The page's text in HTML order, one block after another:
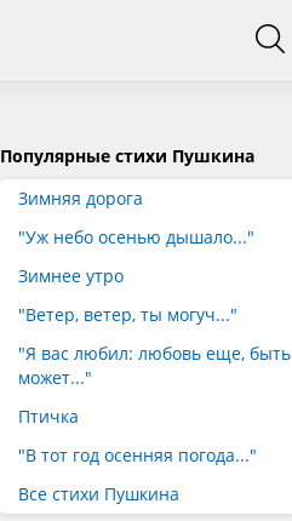
Популярные стихи Пушкина
Зимняя дорога
"Уж небо осенью дышало..."
Зимнее утро
"Ветер, ветер, ты могуч..."
"Я вас любил: любовь еще, быть
может..."
Птичка
"В тот год осенняя погода..."
Все стихи Пушкина